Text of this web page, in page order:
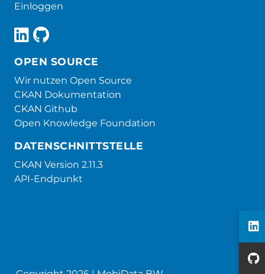
Einloggen
OPEN SOURCE
Wir nutzen Open Source
CKAN Dokumentation
CKAN Github
Open Knowledge Foundation
DATENSCHNITTSTELLE
CKAN Version 2.11.3
API-Endpunkt